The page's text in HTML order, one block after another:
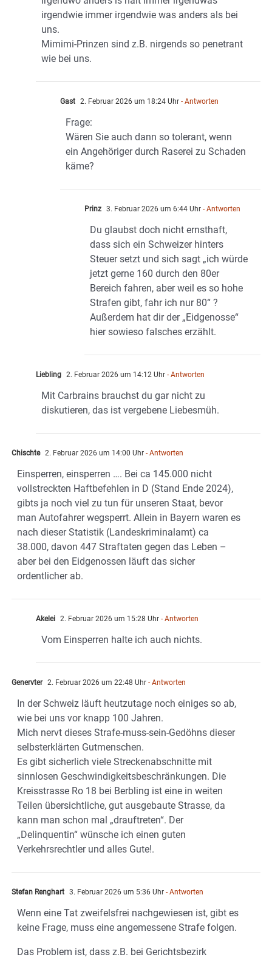
irgendwie immer irgendwie was anders als bei
uns.
Mimimi-Prinzen sind z.B. nirgends so penetrant
wie bei uns.
Gast 2. Februar 2026 um 18:24 Uhr - Antworten
Frage:
Wären Sie auch dann so tolerant, wenn
ein Angehöriger durch Raserei zu Schaden
käme?
Prinz 3. Februar 2026 um 6:44 Uhr - Antworten
Du glaubst doch nicht ernsthaft,
dass sich ein Schweizer hinters
Steuer setzt und sich sagt „ich würde
jetzt gerne 160 durch den 80er
Bereich fahren, aber weil es so hohe
Strafen gibt, fahr ich nur 80“ ?
Außerdem hat dir der „Eidgenosse“
hier sowieso falsches erzählt.
Liebling 2. Februar 2026 um 14:12 Uhr - Antworten
Mit Carbrains brauchst du gar nicht zu
diskutieren, das ist vergebene Liebesmüh.
Chischte 2. Februar 2026 um 14:00 Uhr - Antworten
Einsperren, einsperren …. Bei ca 145.000 nicht
vollstreckten Haftbefehlen in D (Stand Ende 2024),
gibts ja noch viel zu tun für unseren Staat, bevor
man Autofahrer wegsperrt. Allein in Bayern waren es
nach dieser Statistik (Landeskriminalamt) ca
38.000, davon 447 Straftaten gegen das Leben –
aber bei den Eidgenossen läuft das sicher
ordentlicher ab.
Akelei 2. Februar 2026 um 15:28 Uhr - Antworten
Vom Einsperren halte ich auch nichts.
Genervter 2. Februar 2026 um 22:48 Uhr - Antworten
In der Schweiz läuft heutzutage noch einiges so ab,
wie bei uns vor knapp 100 Jahren.
Mich nervt dieses Strafe-muss-sein-Gedöhns dieser
selbsterklärten Gutmenschen.
Es gibt sicherlich viele Streckenabschnitte mit
sinnlosen Geschwindigkeitsbeschränkungen. Die
Kreisstrasse Ro 18 bei Berbling ist eine in weiten
Teilen übersichtliche, gut ausgebaute Strasse, da
kann man schon mal „drauftreten“. Der
„Delinquentin“ wünsche ich einen guten
Verkehrsrechtler und alles Gute!.
Stefan Renghart 3. Februar 2026 um 5:36 Uhr - Antworten
Wenn eine Tat zweifelsfrei nachgewiesen ist, gibt es
keine Frage, muss eine angemessene Strafe folgen.
Das Problem ist, dass z.B. bei Gerichtsbezirk